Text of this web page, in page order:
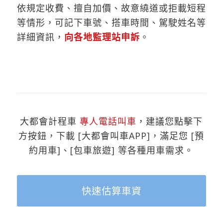
依規定收費、擅自加價、故意繞道或拒載短程
等情形，可記下車號、搭車時間、駕駛姓名等
詳細資訊， 向各地監理站申訴 。
大都會計程車專人電話叫車 ，建議您點擊下
方按鈕，下載 [大都會叫車APP]，滿足您 [預
約用車]、[包車旅遊] 等各種用車需求。
快速估算車資